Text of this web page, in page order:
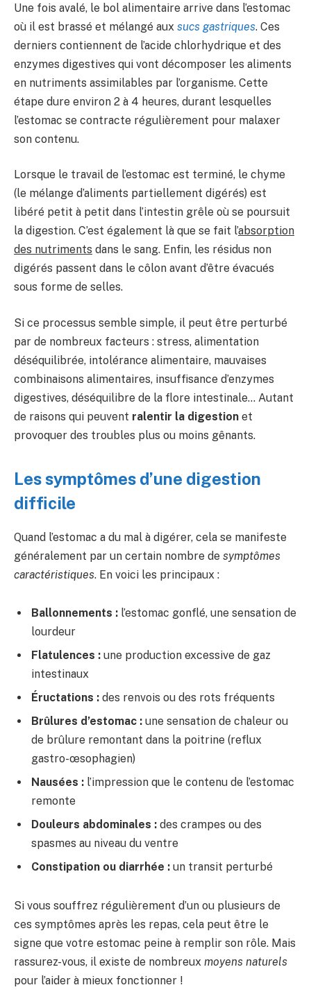
Une fois avalé, le bol alimentaire arrive dans l’estomac
où il est brassé et mélangé aux sucs gastriques. Ces
derniers contiennent de l’acide chlorhydrique et des
enzymes digestives qui vont décomposer les aliments
en nutriments assimilables par l’organisme. Cette
étape dure environ 2 à 4 heures, durant lesquelles
l’estomac se contracte régulièrement pour malaxer
son contenu.
Lorsque le travail de l’estomac est terminé, le chyme
(le mélange d’aliments partiellement digérés) est
libéré petit à petit dans l’intestin grêle où se poursuit
la digestion. C’est également là que se fait l’absorption
des nutriments dans le sang. Enfin, les résidus non
digérés passent dans le côlon avant d’être évacués
sous forme de selles.
Si ce processus semble simple, il peut être perturbé
par de nombreux facteurs : stress, alimentation
déséquilibrée, intolérance alimentaire, mauvaises
combinaisons alimentaires, insuffisance d’enzymes
digestives, déséquilibre de la flore intestinale… Autant
de raisons qui peuvent ralentir la digestion et
provoquer des troubles plus ou moins gênants.
Les symptômes d’une digestion
difficile
Quand l’estomac a du mal à digérer, cela se manifeste
généralement par un certain nombre de symptômes
caractéristiques. En voici les principaux :
Ballonnements : l’estomac gonflé, une sensation de
lourdeur
Flatulences : une production excessive de gaz
intestinaux
Éructations : des renvois ou des rots fréquents
Brûlures d’estomac : une sensation de chaleur ou
de brûlure remontant dans la poitrine (reflux
gastro-œsophagien)
Nausées : l’impression que le contenu de l’estomac
remonte
Douleurs abdominales : des crampes ou des
spasmes au niveau du ventre
Constipation ou diarrhée : un transit perturbé
Si vous souffrez régulièrement d’un ou plusieurs de
ces symptômes après les repas, cela peut être le
signe que votre estomac peine à remplir son rôle. Mais
rassurez-vous, il existe de nombreux moyens naturels
pour l’aider à mieux fonctionner !